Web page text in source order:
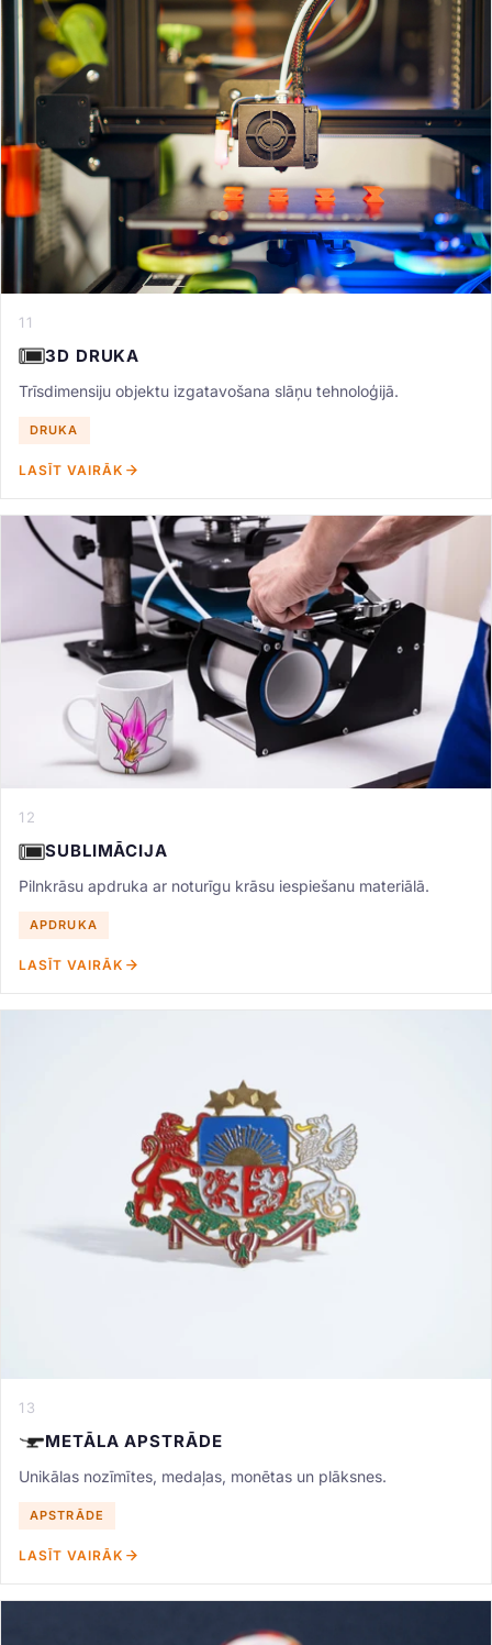
11
3D DRUKA
Trīsdimensiju objektu izgatavošana slāņu tehnoloģijā.
DRUKA
LASĪT VAIRĀK
12
SUBLIMĀCIJA
Pilnkrāsu apdruka ar noturīgu krāsu iespiešanu materiālā.
APDRUKA
LASĪT VAIRĀK
13
METĀLA APSTRĀDE
Unikālas nozīmītes, medaļas, monētas un plāksnes.
APSTRĀDE
LASĪT VAIRĀK